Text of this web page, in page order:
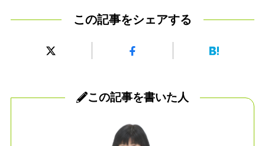
この記事をシェアする
この記事を書いた人